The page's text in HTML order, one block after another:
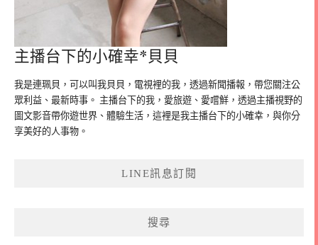
主播台下的小確幸*貝貝
我是連珮貝，可以叫我貝貝，電視裡的我，透過新聞播報，帶您關注公
眾利益、最新時事。 主播台下的我，愛旅遊、愛嚐鮮，透過主播視野的
圖文影音帶你遊世界、體驗生活，這裡是我主播台下的小確幸，與你分
享美好的人事物。
LINE訊息訂閱
搜尋